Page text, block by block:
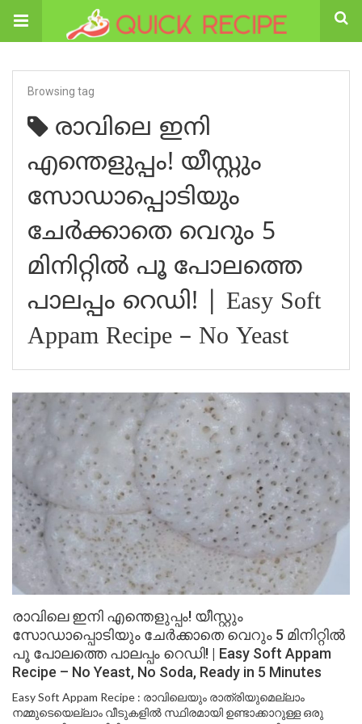
Browsing tag
രാവിലെ ഇനി
എന്തെളുപ്പം! യീസ്റ്റും
സോഡാപ്പൊടിയും
ചേർക്കാതെ വെറും 5
മിനിറ്റിൽ പൂ പോലത്തെ
പാലപ്പം റെഡി! | Easy Soft
Appam Recipe – No Yeast
രാവിലെ ഇനി എന്തെളുപ്പം! യീസ്റ്റും
സോഡാപ്പൊടിയും ചേർക്കാതെ വെറും 5 മിനിറ്റിൽ
പൂ പോലത്തെ പാലപ്പം റെഡി! | Easy Soft Appam
Recipe – No Yeast, No Soda, Ready in 5 Minutes
Easy Soft Appam Recipe : രാവിലെയും രാത്രിയുമെല്ലാം
നമ്മുടെയെല്ലാം വീടുകളിൽ സ്ഥിരമായി ഉണ്ടാക്കാറുള്ള ഒരു